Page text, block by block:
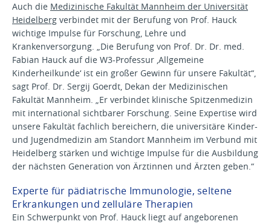
Auch die Medizinische Fakultät Mannheim der Universität
Heidelberg verbindet mit der Berufung von Prof. Hauck
wichtige Impulse für Forschung, Lehre und
Krankenversorgung. „Die Berufung von Prof. Dr. Dr. med.
Fabian Hauck auf die W3-Professur ‚Allgemeine
Kinderheilkunde‘ ist ein großer Gewinn für unsere Fakultät“,
sagt Prof. Dr. Sergij Goerdt, Dekan der Medizinischen
Fakultät Mannheim. „Er verbindet klinische Spitzenmedizin
mit international sichtbarer Forschung. Seine Expertise wird
unsere Fakultät fachlich bereichern, die universitäre Kinder-
und Jugendmedizin am Standort Mannheim im Verbund mit
Heidelberg stärken und wichtige Impulse für die Ausbildung
der nächsten Generation von Ärztinnen und Ärzten geben.“
Experte für pädiatrische Immunologie, seltene
Erkrankungen und zelluläre Therapien
Ein Schwerpunkt von Prof. Hauck liegt auf angeborenen